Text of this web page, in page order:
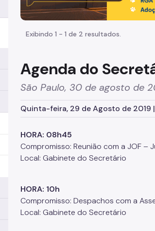
Exibindo 1 - 1 de 2 resultados.
Agenda do
São Paulo, 30 de agosto de
Quinta-feira, 29 de Agosto de 2019
HORA: 08h45
Compromisso: Reunião com a JOF –
Local: Gabinete do Secretário
HORA: 10h
Compromisso: Despachos com a
Local: Gabinete do Secretário